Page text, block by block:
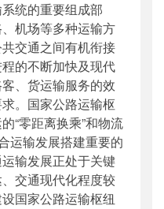
统的重要组成部
机场等多种运输方
交通之间有机衔接
的不断加快及现代
、货运输服务的效
。国家公路运输枢
“零距离换乘”和物流
运输发展搭建重要的
输发展正处于关键
交通现代化程度较
国家公路运输枢纽